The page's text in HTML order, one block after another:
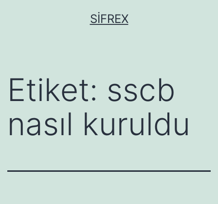
SIFREX
Etiket: sscb
nasıl kuruldu